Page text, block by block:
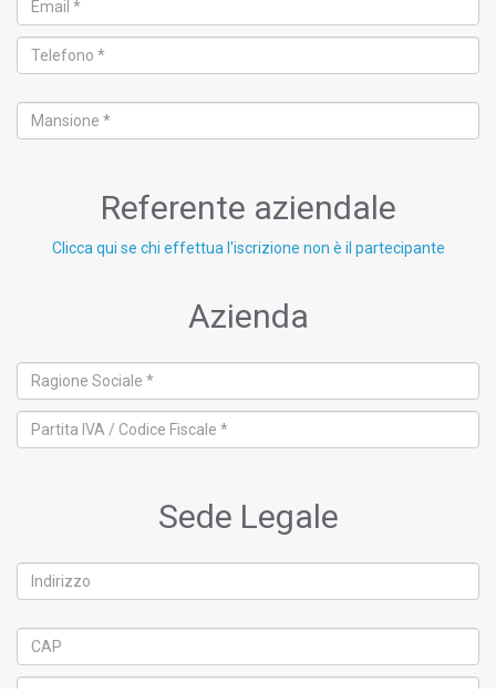
Referente aziendale
Clicca qui se chi effettua l'iscrizione non è il partecipante
Azienda
Sede Legale